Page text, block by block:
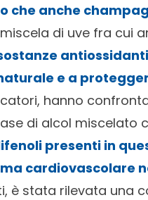
che anche
di uve fra cui
e a
hanno
di alcol
presenti in
cardiovascolare
è stata rilevata una